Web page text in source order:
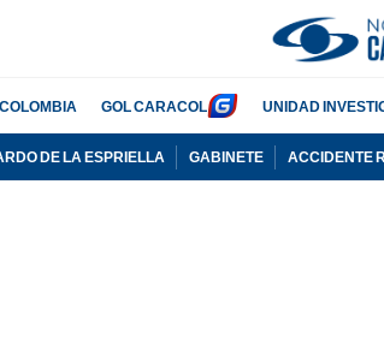
COLOMBIA GOL CARACOL UNIDAD
DE LA ESPRIELLA GABINETE ACCIDENTE